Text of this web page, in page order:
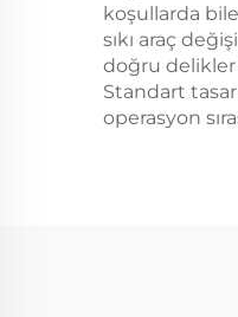
koşullarda
sıkı araç
doğru delikler
Standart
operasyon